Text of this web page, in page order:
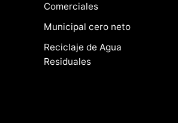
Comerciales
Municipal cero neto
Reciclaje de Agua
Residuales